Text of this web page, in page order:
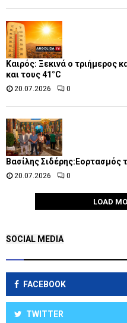
Καιρός: Ξεκινά ο τριήμερος
και τους 41°C
20.07.2026 0
Βασίλης Σιδέρης:Εορτασμός
20.07.2026 0
LOAD
SOCIAL MEDIA
FACEBOOK
TWITTER